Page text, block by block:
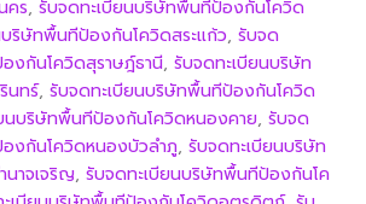
คร, รับจดทะเบียนบริษัทพื้นทีป้องกันโควิด
ริษัทพื้นทีป้องกันโควิดสระแก้ว, รับจด
งกันโควิดสุราษฎ์ธานี, รับจดทะเบียนบริษัท
นทร์, รับจดทะเบียนบริษัทพื้นทีป้องกันโควิด
นบริษัทพื้นทีป้องกันโควิดหนองคาย, รับจด
งกันโควิดหนองบัวลำภู, รับจดทะเบียนบริษัท
าจเจริญ, รับจดทะเบียนบริษัทพื้นทีป้องกันโค